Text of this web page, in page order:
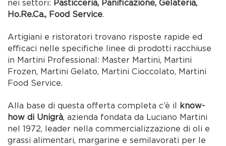
nei settori: Pasticceria, Panificazione, Gelateria,
Ho.Re.Ca., Food Service.
Artigiani e ristoratori trovano risposte rapide ed
efficaci nelle specifiche linee di prodotti racchiuse
in Martini Professional: Master Martini, Martini
Frozen, Martini Gelato, Martini Cioccolato, Martini
Food Service.
Alla base di questa offerta completa c’è il know-
how di Unigrà, azienda fondata da Luciano Martini
nel 1972, leader nella commercializzazione di oli e
grassi alimentari, margarine e semilavorati per le